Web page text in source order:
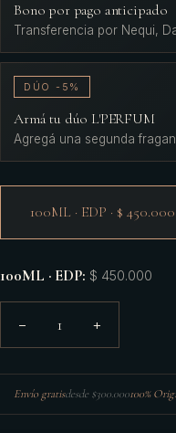
Bono por pago anticipado
Transferencia por Nequi,
DÚO -5%
Armá tu dúo L'PERFUM
Agregá una segunda
100ML · EDP · $ 450.000
100ML · EDP: $ 450.000
− 1 +
Envío gratisdesde $300.000100%